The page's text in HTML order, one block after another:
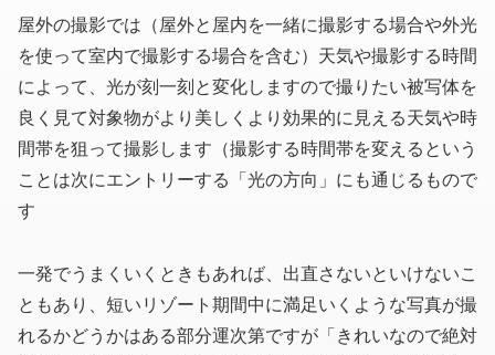
屋外の撮影では （屋外と屋内を一緒に撮影する場合や外光
を使って室内で撮影する場合を含む） 天気や撮影する時間
によって、光が刻一刻と変化しますので撮りたい被写体を
良く見て対象物がより美しくより効果的に見える天気や時
間帯を狙って撮影します （撮影する時間帯を変えるという
ことは次にエントリーする「光の方向」にも通じるもので
す
一発でうまくいくときもあれば、出直さないといけないこ
ともあり、短いリゾート期間中に満足いくような写真が撮
れるかどうかはある部分運次第ですが「きれいなので絶対